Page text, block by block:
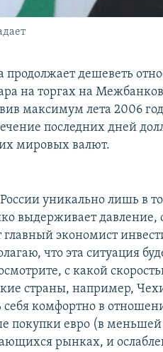
продолжает дешеветь
на торгах на
максимум лета 2006
последних дней
мировых валют.
уникально лишь в
выдерживает
экономист
что эта ситуация
с какой
страны, например,
себя комфортно в
покупки евро (в
рынках, и